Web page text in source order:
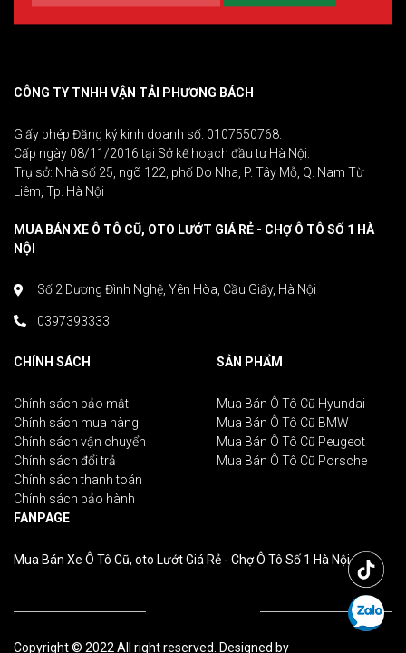
CÔNG TY TNHH VẬN TẢI PHƯƠNG BÁCH
Giấy phép Đăng ký kinh doanh số: 0107550768.
Cấp ngày 08/11/2016 tại Sở kế hoạch đầu tư Hà Nội.
Trụ sở: Nhà số 25, ngõ 122, phố Do Nha, P. Tây Mỗ, Q. Nam Từ
Liêm, Tp. Hà Nội
MUA BÁN XE Ô TÔ CŨ, OTO LƯỚT GIÁ RẺ - CHỢ Ô TÔ SỐ 1 HÀ
NỘI
Số 2 Dương Đình Nghệ, Yên Hòa, Cầu Giấy, Hà Nội
0397393333
CHÍNH SÁCH
Chính sách bảo mật
Chính sách mua hàng
Chính sách vận chuyển
Chính sách đổi trả
Chính sách thanh toán
Chính sách bảo hành
SẢN PHẨM
Mua Bán Ô Tô Cũ Hyundai
Mua Bán Ô Tô Cũ BMW
Mua Bán Ô Tô Cũ Peugeot
Mua Bán Ô Tô Cũ Porsche
FANPAGE
Mua Bán Xe Ô Tô Cũ, oto Lướt Giá Rẻ - Chợ Ô Tô Số 1 Hà Nội
Copyright © 2022 All right reserved. Designed by